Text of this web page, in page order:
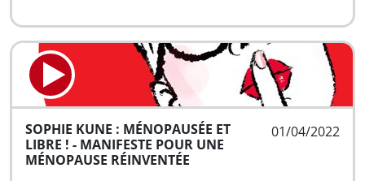
01/04/2022
SOPHIE KUNE : MÉNOPAUSÉE ET
LIBRE ! - MANIFESTE POUR UNE
MÉNOPAUSE RÉINVENTÉE